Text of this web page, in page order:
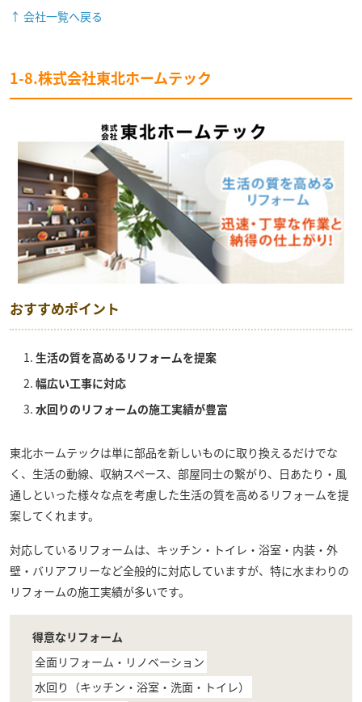
↑ 会社一覧へ戻る
1-8.株式会社東北ホームテック
おすすめポイント
生活の質を高めるリフォームを提案
幅広い工事に対応
水回りのリフォームの施工実績が豊富
東北ホームテックは単に部品を新しいものに取り換えるだけでな
く、生活の動線、収納スペース、部屋同士の繋がり、日あたり・風
通しといった様々な点を考慮した生活の質を高めるリフォームを提
案してくれます。
対応しているリフォームは、キッチン・トイレ・浴室・内装・外
壁・バリアフリーなど全般的に対応していますが、特に水まわりの
リフォームの施工実績が多いです。
得意なリフォーム
全面リフォーム・リノベーション
水回り（キッチン・浴室・洗面・トイレ）